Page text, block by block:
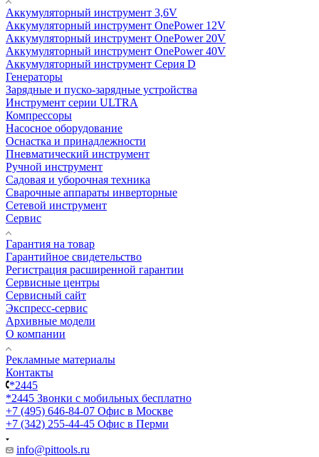
Аккумуляторный инструмент 3,6V
Аккумуляторный инструмент OnePower 12V
Аккумуляторный инструмент OnePower 20V
Аккумуляторный инструмент OnePower 40V
Аккумуляторный инструмент Серия D
Генераторы
Зарядные и пуско-зарядные устройства
Инструмент серии ULTRA
Компрессоры
Насосное оборудование
Оснастка и принадлежности
Пневматический инструмент
Ручной инструмент
Садовая и уборочная техника
Сварочные аппараты инверторные
Сетевой инструмент
Сервис
Гарантия на товар
Гарантийное свидетельство
Регистрация расширенной гарантии
Сервисные центры
Сервисный сайт
Экспресс-сервис
Архивные модели
О компании
Рекламные материалы
Контакты
*2445
*2445 Звонки с мобильных бесплатно
+7 (495) 646-84-07 Офис в Москве
+7 (342) 255-44-45 Офис в Перми
info@pittools.ru